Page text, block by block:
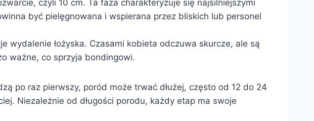
czyli 10 cm. Ta faza charakteryzuje się najsilniejszymi
być pielęgnowana i wspierana przez bliskich lub personel
wydalenie łożyska. Czasami kobieta odczuwa skurcze, ale są
ważne, co sprzyja bondingowi.
po raz pierwszy, poród może trwać dłużej, często od 12 do 24
Niezależnie od długości porodu, każdy etap ma swoje